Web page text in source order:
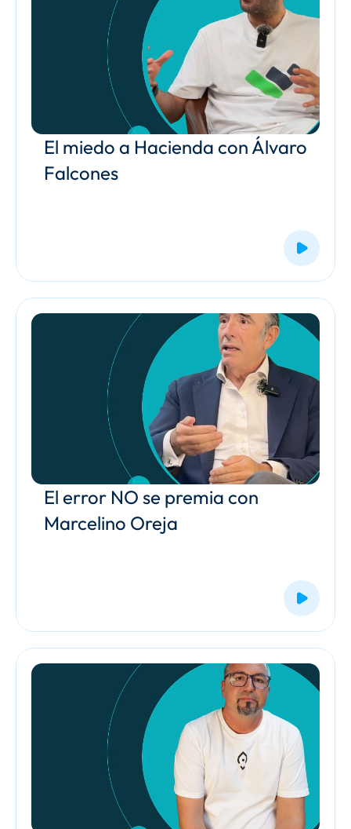
El miedo a Hacienda con Álvaro
Falcones
El error NO se premia con
Marcelino Oreja